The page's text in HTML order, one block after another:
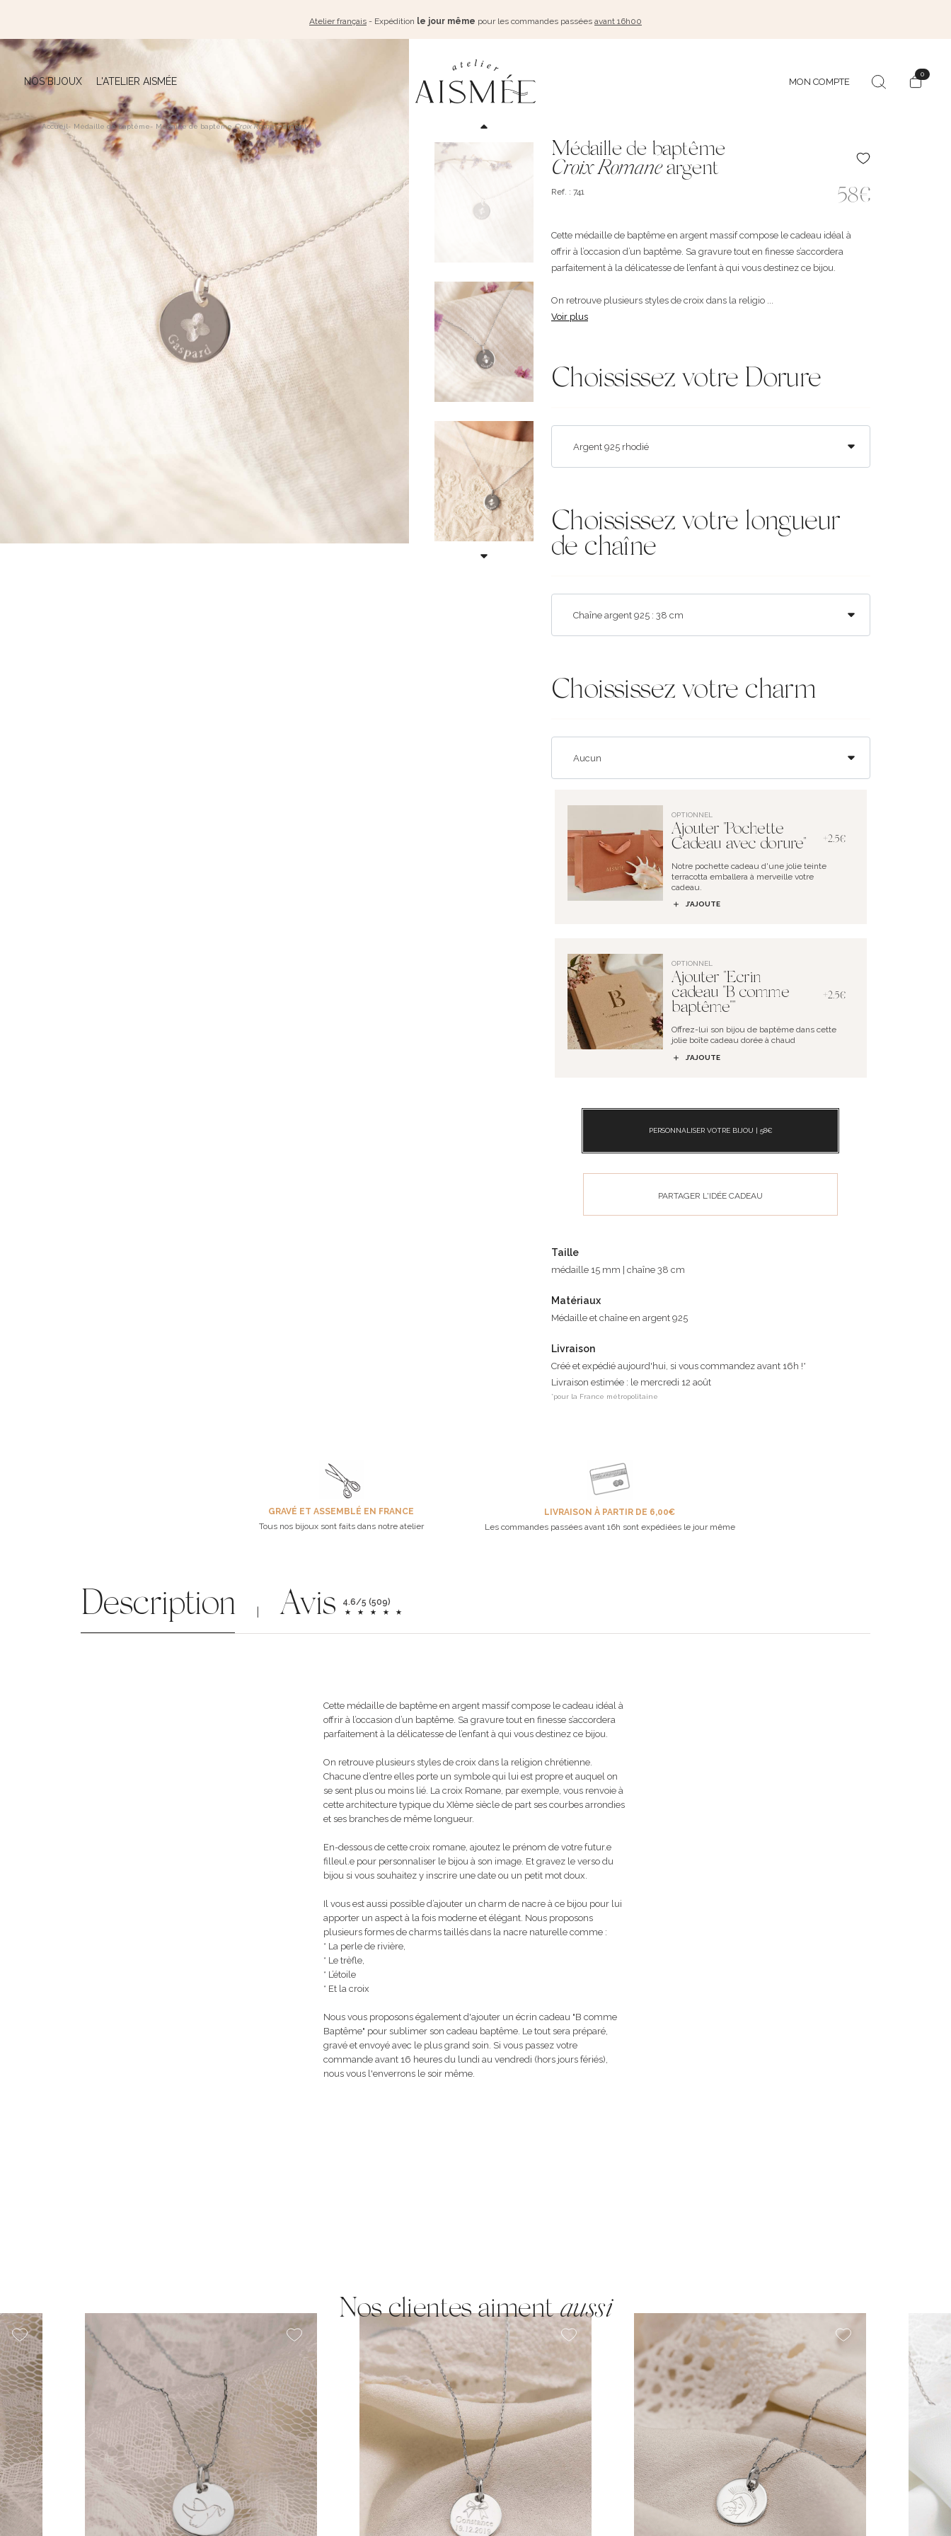
Atelier français - Expédition le jour même pour les commandes passées avant 16h00
NOS BIJOUX L'ATELIER AISMÉE MON COMPTE
0
Accueil- Médaille de baptême- Médaille de baptêmeCroix Romaneargent
Médaille de baptême
Croix Romaneargent
Ref. : 741 58€
Cette médaille de baptême en argent massif compose le cadeau idéal à
offrir à l’occasion d’un baptême. Sa gravure tout en finesse s’accordera
parfaitement à la délicatesse de l’enfant à qui vous destinez ce bijou.
On retrouve plusieurs styles de croix dans la religio ...
Voir plus
Choississez votre Dorure
Choississez votre longueur
de chaîne
Choississez votre charm
OPTIONNEL
Ajouter "Pochette
Cadeau avec dorure"
+2.5€
Notre pochette cadeau d'une jolie teinte
terracotta emballera à merveille votre
cadeau.
J’AJOUTE
OPTIONNEL
Ajouter "Ecrin
cadeau "B comme
baptême""
+2.5€
Offrez-lui son bijou de baptême dans cette
jolie boîte cadeau dorée à chaud
J’AJOUTE
PERSONNALISER VOTRE BIJOU | 58€
PARTAGER L'IDÉE CADEAU
Taille
médaille 15 mm | chaîne 38 cm
Matériaux
Médaille et chaîne en argent 925
Livraison
Créé et expédié aujourd'hui, si vous commandez avant 16h !*
Livraison estimée : le mercredi 12 août
*pour la France métropolitaine
GRAVÉ ET ASSEMBLÉ EN FRANCE
Tous nos bijoux sont faits dans notre atelier
LIVRAISON À PARTIR DE 6,00€
Les commandes passées avant 16h sont expédiées le jour même
Description Avis 4.6/5 (509)
Cette médaille de baptême en argent massif compose le cadeau idéal à
offrir à l’occasion d’un baptême. Sa gravure tout en finesse s’accordera
parfaitement à la délicatesse de l’enfant à qui vous destinez ce bijou.
On retrouve plusieurs styles de croix dans la religion chrétienne.
Chacune d’entre elles porte un symbole qui lui est propre et auquel on
se sent plus ou moins lié. La croix Romane, par exemple, vous renvoie à
cette architecture typique du XIème siècle de part ses courbes arrondies
et ses branches de même longueur.
En-dessous de cette croix romane, ajoutez le prénom de votre futur.e
filleul.e pour personnaliser le bijou à son image. Et gravez le verso du
bijou si vous souhaitez y inscrire une date ou un petit mot doux.
Il vous est aussi possible d’ajouter un charm de nacre à ce bijou pour lui
apporter un aspect à la fois moderne et élégant. Nous proposons
plusieurs formes de charms taillés dans la nacre naturelle comme :
* La perle de rivière,
* Le trèfle,
* L’étoile
* Et la croix
Nous vous proposons également d'ajouter un écrin cadeau "B comme
Baptême" pour sublimer son cadeau baptême. Le tout sera préparé,
gravé et envoyé avec le plus grand soin. Si vous passez votre
commande avant 16 heures du lundi au vendredi (hors jours fériés),
nous vous l'enverrons le soir même.
Nos clientes aimentaussi